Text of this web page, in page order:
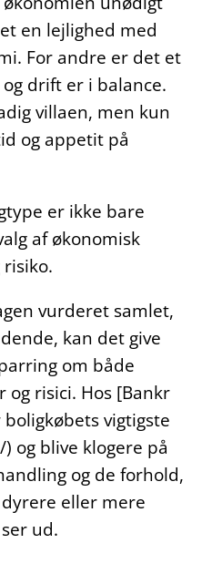
en lejlighed med
For andre er det et
drift er i balance.
villaen, men kun
og appetit på
er ikke bare
af økonomisk
vurderet samlet,
kan det give
om både
risici. Hos [Bankr
vigtigste
og blive klogere på
og de forhold,
eller mere
ud.